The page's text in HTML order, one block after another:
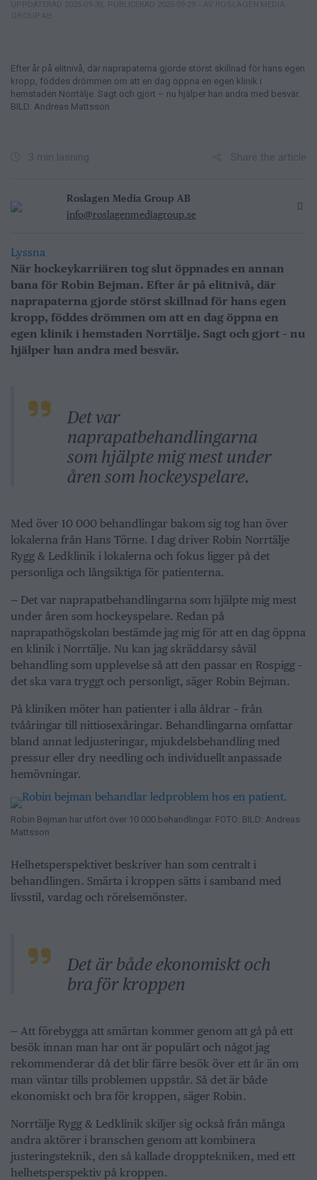
UPPDATERAD 2025-09-30 PUBLICERAD 2025-09-29
– AV ROSLAGEN MEDIA
GROUP AB
Efter år på elitnivå, där naprapaterna gjorde störst skillnad för hans egen
kropp, föddes drömmen om att en dag öppna en egen klinik i
hemstaden Norrtälje. Sagt och gjort – nu hjälper han andra med besvär.
BILD: Andreas Mattsson
3 min läsning Share the article
Roslagen Media Group AB
info@roslagenmediagroup.se
Lyssna
När hockeykarriären tog slut öppnades en annan
bana för Robin Bejman. Efter år på elitnivå, där
naprapaterna gjorde störst skillnad för hans egen
kropp, föddes drömmen om att en dag öppna en
egen klinik i hemstaden Norrtälje. Sagt och gjort – nu
hjälper han andra med besvär.
Det var
naprapatbehandlingarna
som hjälpte mig mest under
åren som hockeyspelare.
Med över 10 000 behandlingar bakom sig tog han över
lokalerna från Hans Törne. I dag driver Robin Norrtälje
Rygg & Ledklinik i lokalerna och fokus ligger på det
personliga och långsiktiga för patienterna.
— Det var naprapatbehandlingarna som hjälpte mig mest
under åren som hockeyspelare. Redan på
naprapathögskolan bestämde jag mig för att en dag öppna
en klinik i Norrtälje. Nu kan jag skräddarsy såväl
behandling som upplevelse så att den passar en Rospigg –
det ska vara tryggt och personligt, säger Robin Bejman.
På kliniken möter han patienter i alla åldrar – från
tvååringar till nittiosexåringar. Behandlingarna omfattar
bland annat ledjusteringar, mjukdelsbehandling med
pressur eller dry needling och individuellt anpassade
hemövningar.
Robin Bejman har utfört över 10 000 behandlingar. FOTO: BILD: Andreas
Mattsson
Helhetsperspektivet beskriver han som centralt i
behandlingen. Smärta i kroppen sätts i samband med
livsstil, vardag och rörelsemönster.
Det är både ekonomiskt och
bra för kroppen
— Att förebygga att smärtan kommer genom att gå på ett
besök innan man har ont är populärt och något jag
rekommenderar då det blir färre besök över ett år än om
man väntar tills problemen uppstår. Så det är både
ekonomiskt och bra för kroppen, säger Robin.
Norrtälje Rygg & Ledklinik skiljer sig också från många
andra aktörer i branschen genom att kombinera
justeringsteknik, den så kallade dropptekniken, med ett
helhetsperspektiv på kroppen.